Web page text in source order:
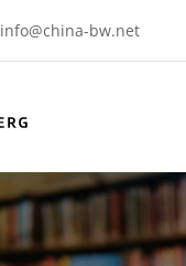
info@china-bw.net